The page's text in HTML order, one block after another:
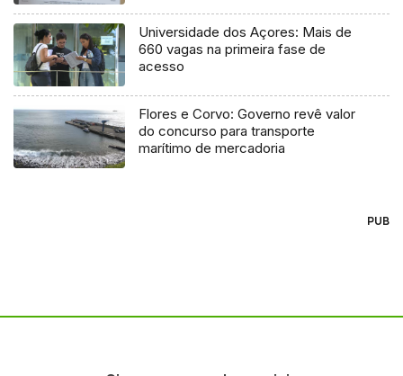
Universidade dos Açores: Mais de
660 vagas na primeira fase de
acesso
Flores e Corvo: Governo revê valor
do concurso para transporte
marítimo de mercadoria
PUB